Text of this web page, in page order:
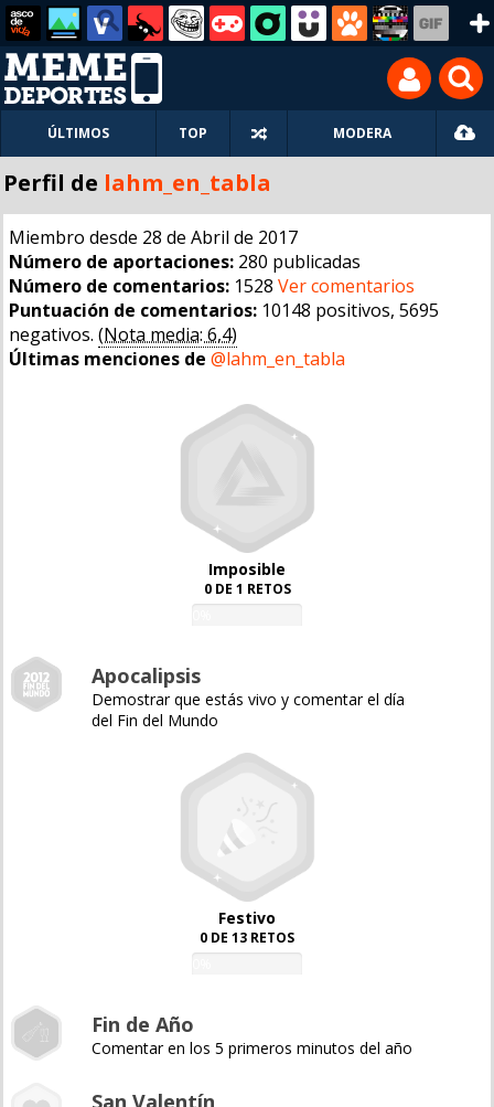
ÚLTIMOS TOP MODERA
Perfil de lahm_en_tabla
Miembro desde 28 de Abril de 2017
Número de aportaciones: 280 publicadas
Número de comentarios: 1528 Ver comentarios
Puntuación de comentarios: 10148 positivos, 5695
negativos. (Nota media: 6,4)
Últimas menciones de @lahm_en_tabla
Imposible
0 DE 1 RETOS
Apocalipsis
Demostrar que estás vivo y comentar el día
del Fin del Mundo
Festivo
0 DE 13 RETOS
Fin de Año
Comentar en los 5 primeros minutos del año
San Valentín